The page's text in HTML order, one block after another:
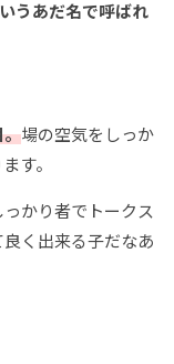
うあだ名で呼ばれ
。場の空気をしっか
す。
かり者でトークス
く出来る子だなあ